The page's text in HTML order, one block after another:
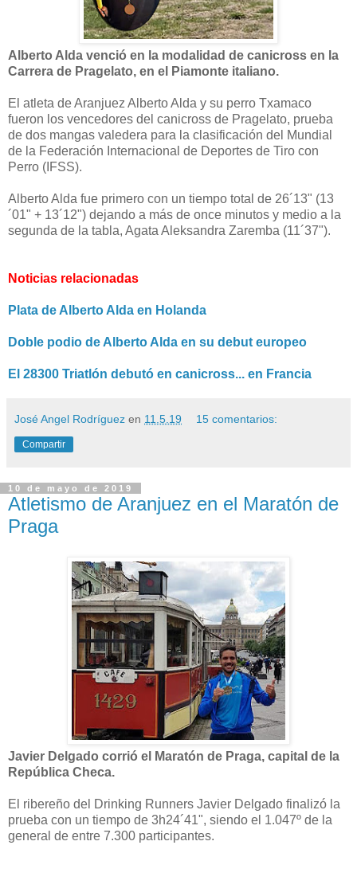
Alberto Alda venció en la modalidad de canicross en la
Carrera de Pragelato, en el Piamonte italiano.
El atleta de Aranjuez Alberto Alda y su perro Txamaco
fueron los vencedores del canicross de Pragelato, prueba
de dos mangas valedera para la clasificación del Mundial
de la Federación Internacional de Deportes de Tiro con
Perro (IFSS).
Alberto Alda fue primero con un tiempo total de 26´13" (13
´01" + 13´12") dejando a más de once minutos y medio a la
segunda de la tabla, Agata Aleksandra Zaremba (11´37").
Noticias relacionadas
Plata de Alberto Alda en Holanda
Doble podio de Alberto Alda en su debut europeo
El 28300 Triatlón debutó en canicross... en Francia
José Angel Rodríguez en 11.5.19 15 comentarios:
Compartir
10 de mayo de 2019
Atletismo de Aranjuez en el Maratón de
Praga
Javier Delgado corrió el Maratón de Praga, capital de la
República Checa.
El ribereño del Drinking Runners Javier Delgado finalizó la
prueba con un tiempo de 3h24´41", siendo el 1.047º de la
general de entre 7.300 participantes.